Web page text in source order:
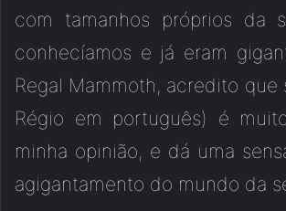
com tamanhos próprios da
conhecíamos e já eram
Regal Mammoth, acredito que
Régio em português) é
minha opinião, e dá uma
agigantamento do mundo da